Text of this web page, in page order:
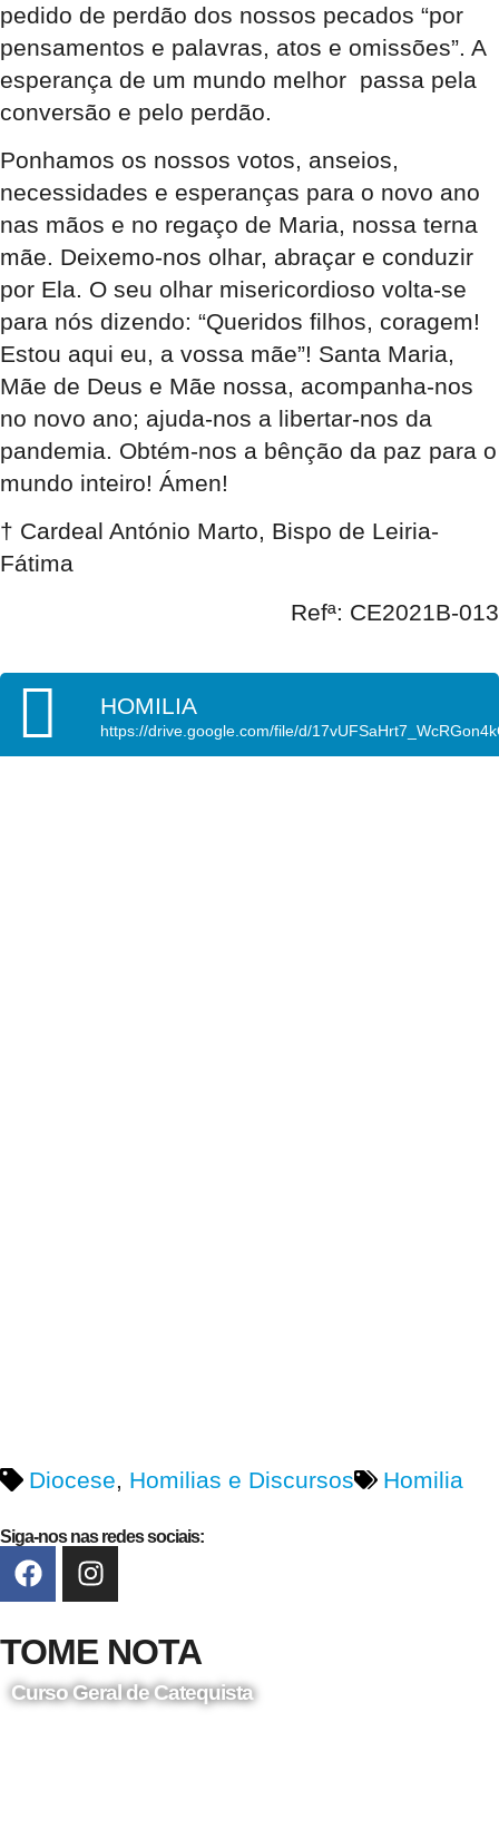
pedido de perdão dos nossos pecados “por
pensamentos e palavras, atos e omissões”. A
esperança de um mundo melhor passa pela
conversão e pelo perdão.
Ponhamos os nossos votos, anseios,
necessidades e esperanças para o novo ano
nas mãos e no regaço de Maria, nossa terna
mãe. Deixemo-nos olhar, abraçar e conduzir
por Ela. O seu olhar misericordioso volta-se
para nós dizendo: “Queridos filhos, coragem!
Estou aqui eu, a vossa mãe”! Santa Maria,
Mãe de Deus e Mãe nossa, acompanha-nos
no novo ano; ajuda-nos a libertar-nos da
pandemia. Obtém-nos a bênção da paz para o
mundo inteiro! Ámen!
† Cardeal António Marto, Bispo de Leiria-
Fátima
Refª: CE2021B-013
HOMILIA
https://drive.google.com/file/d/
Diocese, Homilias e Discursos Homilia
Siga-nos nas redes sociais:
TOME NOTA
Curso Geral de Catequista